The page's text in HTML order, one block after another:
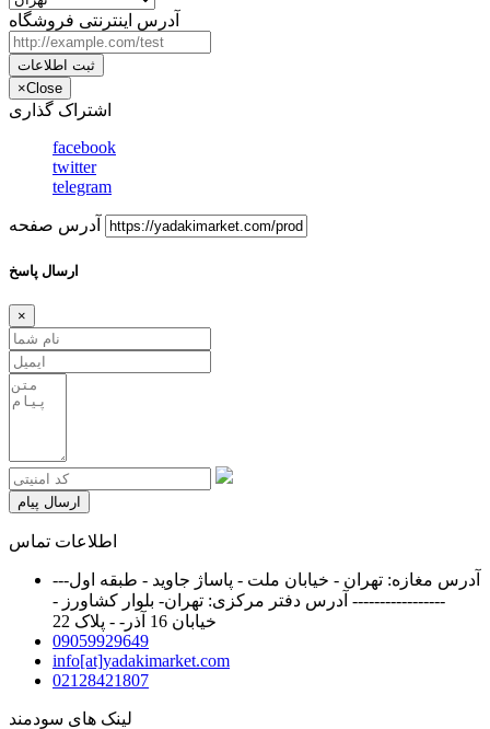
آدرس اینترنتی فروشگاه
ثبت اطلاعات
×Close
اشتراک گذاری
facebook
twitter
telegram
آدرس صفحه
ارسال پاسخ
×
ارسال پیام
اطلاعات تماس
آدرس مغازه: تهران - خیابان ملت - پاساژ جاوید - طبقه اول---
----------------- آدرس دفتر مرکزی: تهران- بلوار کشاورز -
خیابان 16 آذر- - پلاک 22
09059929649
info[at]yadakimarket.com
02128421807
لینک های سودمند